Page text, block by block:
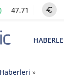
47.71
»